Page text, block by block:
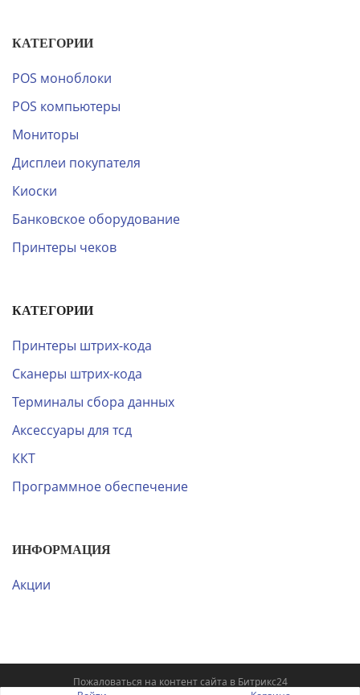
КАТЕГОРИИ
POS моноблоки
POS компьютеры
Мониторы
Дисплеи покупателя
Киоски
Банковское оборудование
Принтеры чеков
КАТЕГОРИИ
Принтеры штрих-кода
Сканеры штрих-кода
Терминалы сбора данных
Аксессуары для тсд
ККТ
Программное обеспечение
ИНФОРМАЦИЯ
Акции
Пожаловаться на контент cайта в Битрикс24